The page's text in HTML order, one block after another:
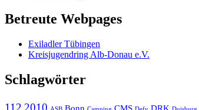
Betreute Webpages
Exiladler Tübingen
Kreisjugendring Alb-Donau e.V.
Schlagwörter
112 2010 Bonn CMS DRK